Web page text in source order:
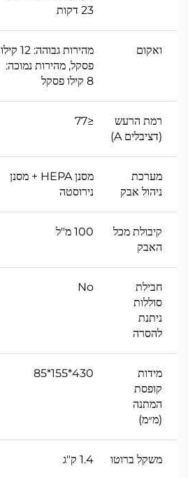
23 דקות
ואקום
מהירות גבוהה: 12 קילו
פסקל, מהירות נמוכה:
8 קילו פסקל
רמת הרעש
(דציבלים A)
≤77
מערכת
ניהול אבק
מסנן HEPA + מסנן
נירוסטה
קיבולת מכל
האבק
100 מ"ל
חבילת
סוללות
ניתנת
להסרה
No
מידות
קופסת
המתנה
(מ״מ)
430*155*85
משקל ברוטו 1.4 ק"ג